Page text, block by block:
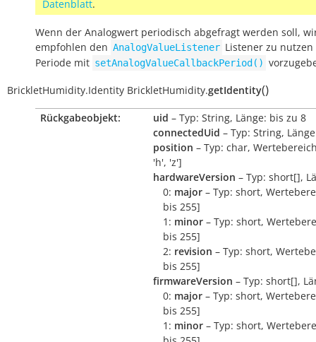
Datenblatt.
Wenn der Analogwert periodisch abgefragt werden soll,
empfohlen den AnalogValueListener Listener zu
Periode mit setAnalogValueCallbackPeriod()
BrickletHumidity.Identity BrickletHumidity.getIdentity()
Rückgabeobjekt: uid – Typ: String, Länge: bis zu 8
connectedUid – Typ: String,
position – Typ: char,
'h', 'z']
hardwareVersion – Typ: short[],
0: major – Typ: short,
bis 255]
1: minor – Typ: short,
bis 255]
2: revision – Typ: short,
bis 255]
firmwareVersion – Typ: short[],
0: major – Typ: short,
bis 255]
1: minor – Typ: short,